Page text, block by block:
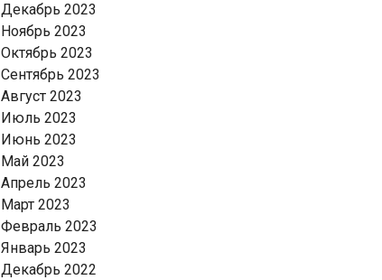
Декабрь 2023
Ноябрь 2023
Октябрь 2023
Сентябрь 2023
Август 2023
Июль 2023
Июнь 2023
Май 2023
Апрель 2023
Март 2023
Февраль 2023
Январь 2023
Декабрь 2022